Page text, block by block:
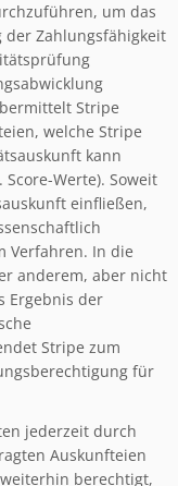
um das
der Zahlungsfähigkeit
Stripe
welche Stripe
kann
Werte). Soweit
einfließen,
Verfahren. In die
anderem, aber nicht
Ergebnis der
Stripe zum
für
jederzeit durch
Auskunfteien
berechtigt,